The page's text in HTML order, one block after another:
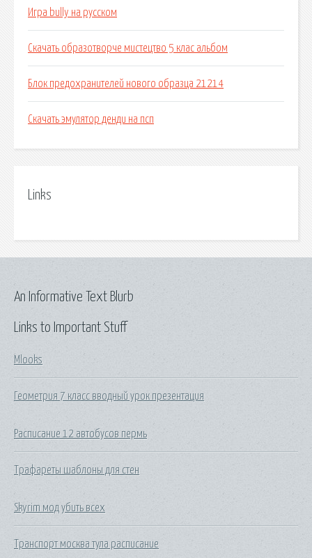
Игра bully на русском
Скачать образотворче мистецтво 5 клас альбом
Блок предохранителей нового образца 21214
Скачать эмулятор денди на псп
Links
Links to Important Stuff
Mlooks
Геометрия 7 класс вводный урок презентация
Расписание 12 автобусов пермь
Трафареты шаблоны для стен
Skyrim мод убить всех
Транспорт москва тула расписание
An Informative Text Blurb